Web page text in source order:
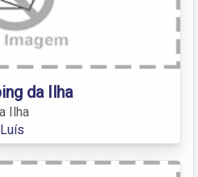
da Ilha
Ilha